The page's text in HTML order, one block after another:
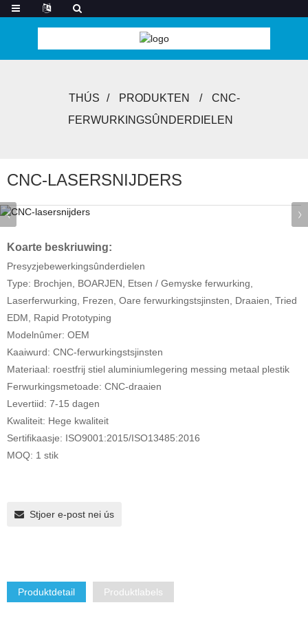
THÚS PRODUKTEN
CNC-
FERWURKINGSÛNDERDIELEN
CNC-LASERSNIJDERS
Koarte beskriuwing:
Presyzjebewerkingsûnderdielen
Type: Brochjen, BOARJEN, Etsen / Gemyske ferwurking,
Laserferwurking, Frezen, Oare ferwurkingstsjinsten, Draaien, Tried
EDM, Rapid Prototyping
Modelnûmer: OEM
Kaaiwurd: CNC-ferwurkingstsjinsten
Materiaal: roestfrij stiel aluminiumlegering messing metaal plestik
Ferwurkingsmetoade: CNC-draaien
Levertiid: 7-15 dagen
Kwaliteit: Hege kwaliteit
Sertifikaasje: ISO9001:2015/ISO13485:2016
MOQ: 1 stik
Stjoer e-post nei ús
Produktdetail Produktlabels